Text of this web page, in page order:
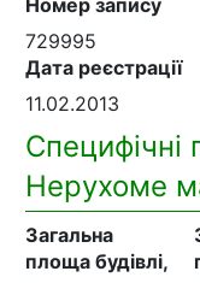
729995
Дата реєстрації
11.02.2013
Специфічні
Нерухоме
Загальна
площа будівлі,